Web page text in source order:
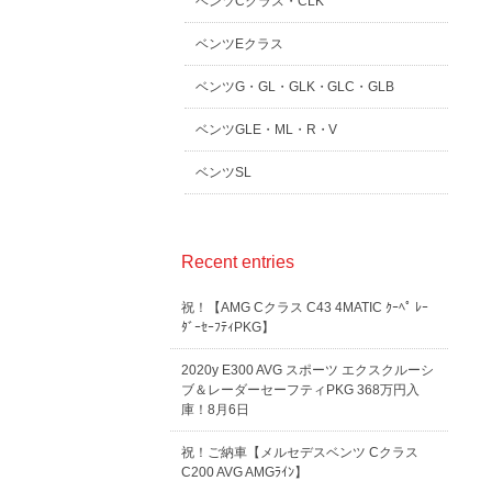
ベンツEクラス
ベンツG・GL・GLK・GLC・GLB
ベンツGLE・ML・R・V
ベンツSL
Recent entries
祝！【AMG Cクラス C43 4MATIC ｸｰﾍﾟ ﾚｰ
ﾀﾞｰｾｰﾌﾃｨPKG】
2020y E300 AVG スポーツ エクスクルーシ
ブ＆レーダーセーフティPKG 368万円入
庫！8月6日
祝！ご納車【メルセデスベンツ Cクラス
C200 AVG AMGﾗｲﾝ】